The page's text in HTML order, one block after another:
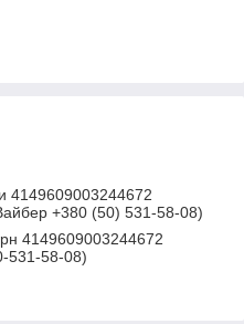
4149609003244672
+380 (50) 531-58-08)
4149609003244672
531-58-08)